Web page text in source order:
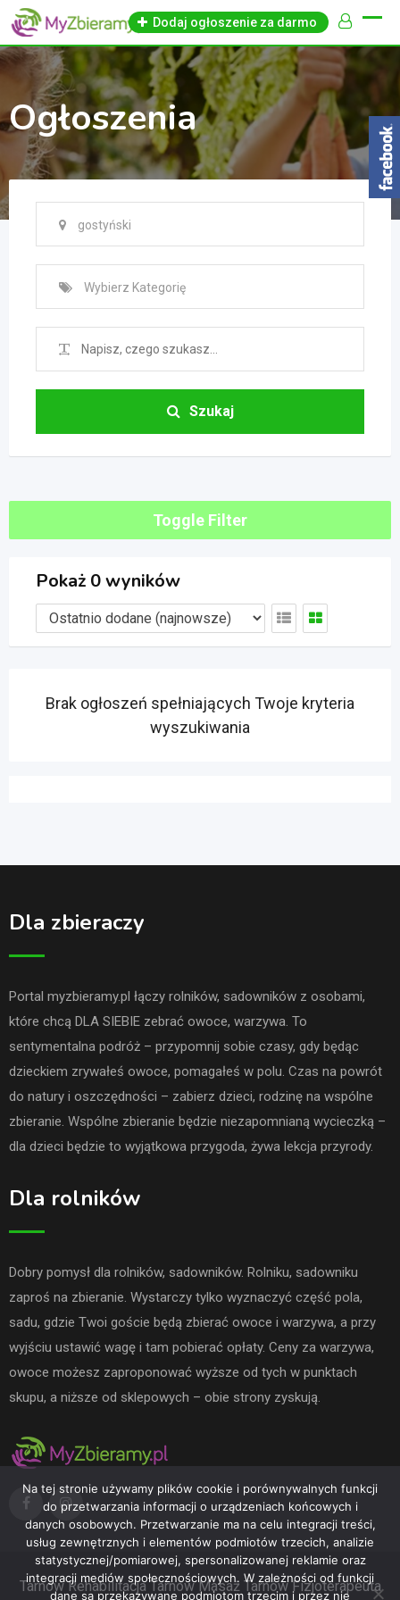
Skip
content
Dodaj ogłoszenie za darmo
Ogłoszenia
gostyński
Wybierz Kategorię
Szukaj
Toggle Filter
Pokaż 0 wyników
Brak ogłoszeń spełniających Twoje kryteria
wyszukiwania
Dla zbieraczy
Portal myzbieramy.pl łączy rolników, sadowników z osobami,
które chcą DLA SIEBIE zebrać owoce, warzywa. To
sentymentalna podróż – przypomnij sobie czasy, gdy będąc
dzieckiem zrywałeś owoce, pomagałeś w polu. Czas na powrót
do natury i oszczędności – zabierz dzieci, rodzinę na wspólne
zbieranie. Wspólne zbieranie będzie niezapomnianą wycieczką –
dla dzieci będzie to wyjątkowa przygoda, żywa lekcja przyrody.
Dla rolników
Dobry pomysł dla rolników, sadowników. Rolniku, sadowniku
zaproś na zbieranie. Wystarczy tylko wyznaczyć część pola,
sadu, gdzie Twoi goście będą zbierać owoce i warzywa, a przy
wyjściu ustawić wagę i tam pobierać opłaty. Ceny za warzywa,
owoce możesz zaproponować wyższe od tych w punktach
skupu, a niższe od sklepowych – obie strony zyskują.
Tarnów Rehabilitacja Tarnów Masaż Tarnów Fizjoterapeuta
Na tej stronie używamy plików cookie i porównywalnych funkcji
do przetwarzania informacji o urządzeniach końcowych i
danych osobowych. Przetwarzanie ma na celu integracji treści,
usług zewnętrznych i elementów podmiotów trzecich, analizie
statystycznej/pomiarowej, spersonalizowanej reklamie oraz
integracji mediów społecznościowych. W zależności od funkcji
dane są przekazywane podmiotom trzecim i przez nie